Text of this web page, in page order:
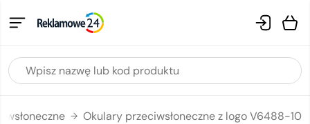
→ Okulary przeciwsłoneczne z logo V6488-10